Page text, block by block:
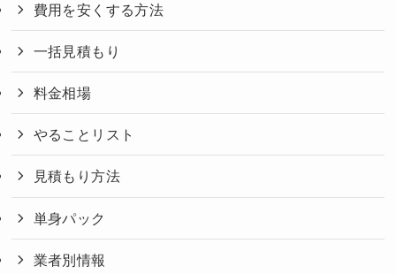
費用を安くする方法
一括見積もり
料金相場
やることリスト
見積もり方法
単身パック
業者別情報